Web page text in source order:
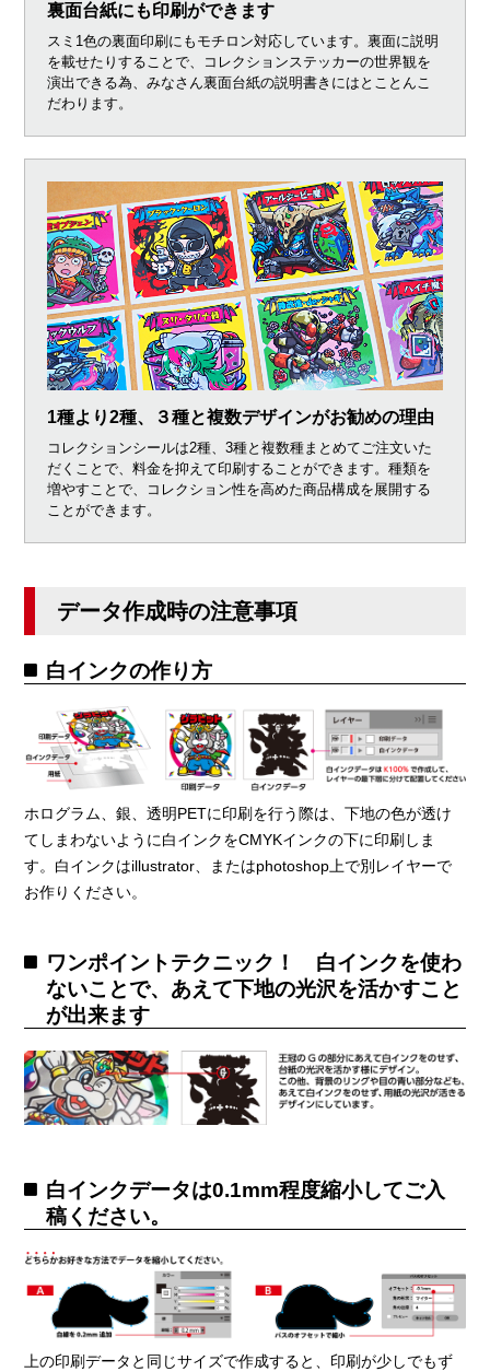
裏面台紙にも印刷ができます
スミ1色の裏面印刷にもモチロン対応しています。裏面に説明
を載せたりすることで、コレクションステッカーの世界観を
演出できる為、みなさん裏面台紙の説明書きにはとことんこ
だわります。
1種より2種、３種と複数デザインがお勧めの理由
コレクションシールは2種、3種と複数種まとめてご注文いた
だくことで、料金を抑えて印刷することができます。種類を
増やすことで、コレクション性を高めた商品構成を展開する
ことができます。
データ作成時の注意事項
白インクの作り方
ホログラム、銀、透明PETに印刷を行う際は、下地の色が透け
てしまわないように白インクをCMYKインクの下に印刷しま
す。白インクはillustrator、またはphotoshop上で別レイヤーで
お作りください。
ワンポイントテクニック！ 白インクを使わ
ないことで、あえて下地の光沢を活かすこと
が出来ます
白インクデータは0.1mm程度縮小してご入
稿ください。
上の印刷データと同じサイズで作成すると、印刷が少しでもず